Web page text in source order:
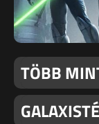
TÖBB